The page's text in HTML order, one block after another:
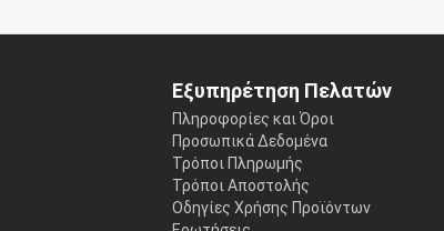
Εξυπηρέτηση Πελατών
Πληροφορίες και Όροι
Προσωπικά Δεδομένα
Τρόποι Πληρωμής
Τρόποι Αποστολής
Οδηγίες Χρήσης Προϊόντων